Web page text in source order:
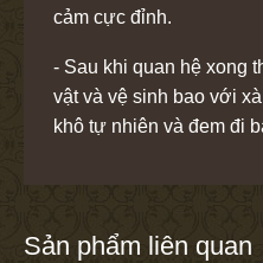
cảm cực đỉnh.
- Sau khi quan hệ xong
vật và vệ sinh bao với
khô tự nhiên và đem đi
Sản phẩm liên quan